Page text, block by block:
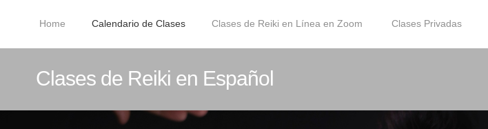
Home Calendario de Clases Clases de Reiki en Línea en Zoom Clases Privadas
Clases de Reiki en Español